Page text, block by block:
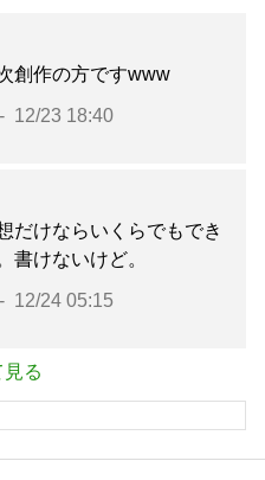
創作の方ですwww
12/23 18:40
だけならいくらでもでき
書けないけど。
12/24 05:15
る